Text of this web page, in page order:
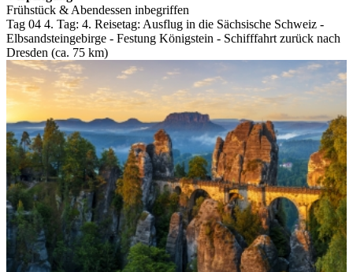
Frühstück & Abendessen inbegriffen
Tag 04 4. Tag: 4. Reisetag: Ausflug in die Sächsische Schweiz -
Elbsandsteingebirge - Festung Königstein - Schifffahrt zurück nach
Dresden (ca. 75 km)